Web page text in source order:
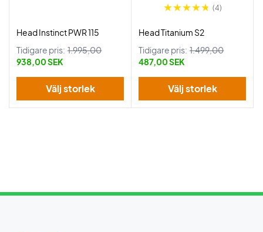
Head Instinct PWR 115
Tidigare pris: 1.995,00
938,00 SEK
Välj storlek
(4)
Head Titanium S2
Tidigare pris: 1.499,00
487,00 SEK
Välj storlek